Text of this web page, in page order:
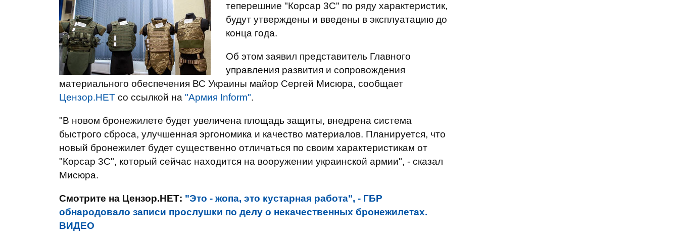
теперешние "Корсар 3С" по ряду характеристик,
будут утверждены и введены в эксплуатацию до
конца года.
Об этом заявил представитель Главного
управления развития и сопровождения
материального обеспечения ВС Украины майор Сергей Мисюра, сообщает
Цензор.НЕТ со ссылкой на "Армия Inform".
"В новом бронежилете будет увеличена площадь защиты, внедрена система
быстрого сброса, улучшенная эргономика и качество материалов. Планируется, что
новый бронежилет будет существенно отличаться по своим характеристикам от
"Корсар 3С", который сейчас находится на вооружении украинской армии", - сказал
Мисюра.
Смотрите на Цензор.НЕТ: "Это - жопа, это кустарная работа", - ГБР
обнародовало записи прослушки по делу о некачественных бронежилетах.
ВИДЕО